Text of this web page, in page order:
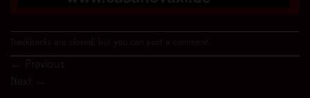
Trackbacks are closed, but you can post a comment
←
Previous
→